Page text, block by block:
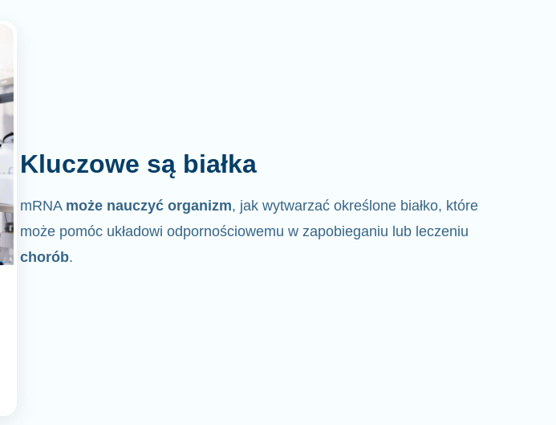
Kluczowe są białka
mRNA może nauczyć organizm, jak wytwarzać określone białko, które
może pomóc układowi odpornościowemu w zapobieganiu lub leczeniu
chorób.